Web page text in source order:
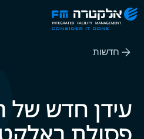
Skip
the
אלקטרה
חדשות
עידן חדש של